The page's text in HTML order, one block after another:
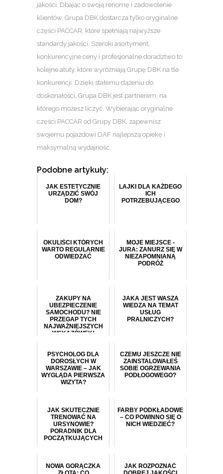
jakości. Dbając o swoją renomę i zadowolenie
klientów, Grupa DBK dostarcza tylko oryginalne
części PACCAR, które spełniają najwyższe
standardy jakości. Szeroki asortyment,
konkurencyjne ceny i profesjonalne doradztwo to
kolejne atuty, które wyróżniają Grupę DBK na tle
konkurencji. Dzięki stałemu dążeniu do
doskonałości, Grupa DBK jest partnerem, na
którego możesz liczyć. Wybierając oryginalne
części PACCAR od Grupy DBK, zapewnisz
swojemu pojazdowi DAF najlepszą opiekę i
maksymalną wydajność.
Podobne artykuły:
JAK ESTETYCZNIE
URZĄDZIĆ SWÓJ
DOM?
LAJKI DLA KAŻDEGO
ICH
POTRZEBUJĄCEGO
OKULIŚCI KTÓRYCH
WARTO REGULARNIE
ODWIEDZAĆ
MOJE MIEJSCE -
JURA: ZANURZ SIĘ W
NIEZAPOMNIANĄ
PODRÓŻ
ZAKUPY NA
UBEZPIECZENIE
SAMOCHODU? NIE
PRZEGAP TYCH
NAJWAŻNIEJSZYCH
WSKAZÓWEK!
JAKA JEST WASZA
WIEDZA NA TEMAT
USŁUG
PRALNICZYCH?
PSYCHOLOG DLA
DOROSŁYCH W
WARSZAWIE – JAK
WYGLĄDA PIERWSZA
WIZYTA?
CZEMU JESZCZE NIE
ZAINSTALOWAŁEŚ
SOBIE OGRZEWANIA
PODŁOGOWEGO?
JAK SKUTECZNIE
TRENOWAĆ NA
URSYNOWIE?
PORADNIK DLA
POCZĄTKUJĄCYCH
FARBY PODKŁADOWE
– CO POWINNO SIĘ O
NICH WIEDZIEĆ?
NOWA GORĄCZKA
JAK ROZPOZNAĆ